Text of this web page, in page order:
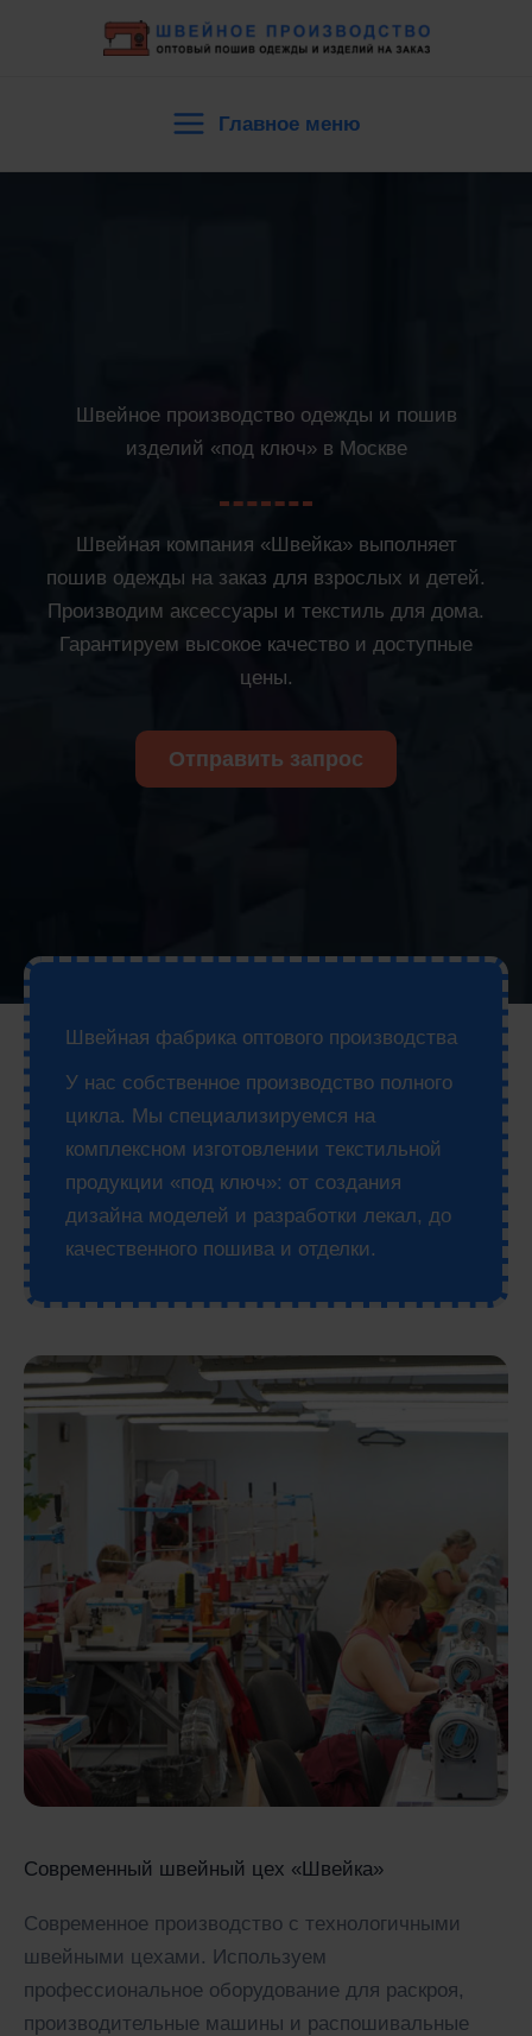
Главное меню
Швейное производство одежды и пошив
изделий «под ключ» в Москве
Швейная компания «Швейка» выполняет
пошив одежды на заказ для взрослых и детей.
Производим аксессуары и текстиль для дома.
Гарантируем высокое качество и доступные
цены.
Отправить запрос
Швейная фабрика оптового производства
У нас собственное производство полного
цикла. Мы специализируемся на
комплексном изготовлении текстильной
продукции «под ключ»: от создания
дизайна моделей и разработки лекал, до
качественного пошива и отделки.
Современный швейный цех «Швейка»
Современное производство с технологичными
швейными цехами. Используем
профессиональное оборудование для раскроя,
производительные машины и распошивальные